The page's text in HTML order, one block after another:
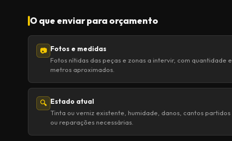
O que enviar para orçamento
📷 Fotos e medidas
Fotos nítidas das peças e zonas a intervir, com quantidade e
metros aproximados.
🔍 Estado atual
Tinta ou verniz existente, humidade, danos, cantos partidos
ou reparações necessárias.